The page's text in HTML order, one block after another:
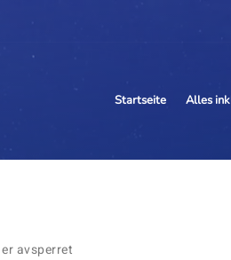
Startseite Alles
avsperret